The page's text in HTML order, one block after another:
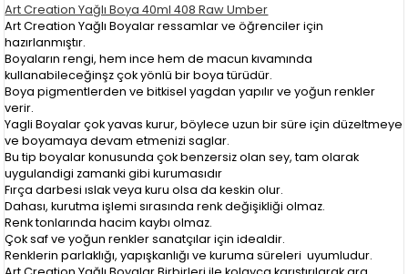
Art Creation Yağlı Boya 40ml 408 Raw Umber
Art Creation Yağlı Boyalar ressamlar ve öğrenciler için
hazırlanmıştır.
Boyaların rengi, hem ince hem de macun kıvamında
kullanabileceğinşz çok yönlü bir boya türüdür.
Boya pigmentlerden ve bitkisel yagdan yapılır ve yoğun renkler
verir.
Yagli Boyalar çok yavas kurur, böylece uzun bir süre için düzeltmeye
ve boyamaya devam etmenizi saglar.
Bu tip boyalar konusunda çok benzersiz olan sey, tam olarak
uygulandigi zamanki gibi kurumasıdır
Fırça darbesi ıslak veya kuru olsa da keskin olur.
Dahası, kurutma işlemi sırasında renk değişikliği olmaz.
Renk tonlarında hacim kaybı olmaz.
Çok saf ve yoğun renkler sanatçılar için idealdir.
Renklerin parlaklığı, yapışkanlığı ve kuruma süreleri uyumludur.